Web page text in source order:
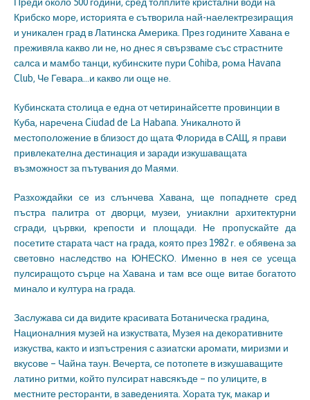
Крибско море, историята е сътворила най-наелектрезиращия
и уникален град в Латинска Америка. През годините Хавана е
преживяла какво ли не, но днес я свързваме със страстните
салса и мамбо танци, кубинските пури Cohiba, рома Havana
Club, Че Гевара…и какво ли още не.
Кубинската столица е една от четиринайсетте провинции в
Куба, наречена Ciudad de La Habana Уникалното й
местоположение в близост до щата Флорида в САЩ, я прави
привлекателна дестинация и заради изкушаващата
възможност за пътувания до Маями.
Разхождайки се из слънчева Хавана, ще попаднете сред
пъстра палитра от дворци, музеи, униаклни архитектурни
сгради, цървки, крепости и площади. Не пропускайте да
посетите старата част на града, която през 1982 г. е обявена за
световно наследство на ЮНЕСКО. Именно в нея се усеща
пулсиращото сърце на Хавана и там все още витае богатото
минало и култура на града.
Заслужава си да видите красивата Ботаническа градина,
Националния музей на изкуствата, Музея на декоративните
изкуства, както и изпъстрения с азиатски аромати, миризми и
вкусове – Чайна таун. Вечерта, се потопете в изкушаващите
латино ритми, който пулсират навсякъде – по улиците, в
местните ресторанти, в заведенията. Хората тук, макар и